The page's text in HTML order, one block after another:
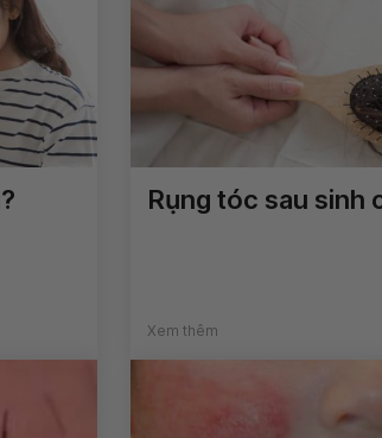
Rụng tóc sau sinh
Xem thêm